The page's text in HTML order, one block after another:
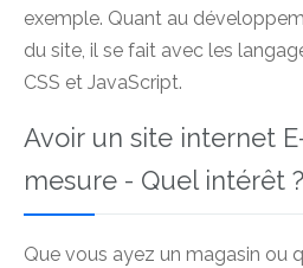
exemple. Quant au
du site, il se fait avec les
CSS et JavaScript.
Avoir un site internet
mesure - Quel intérêt ?
Que vous ayez un magasin ou